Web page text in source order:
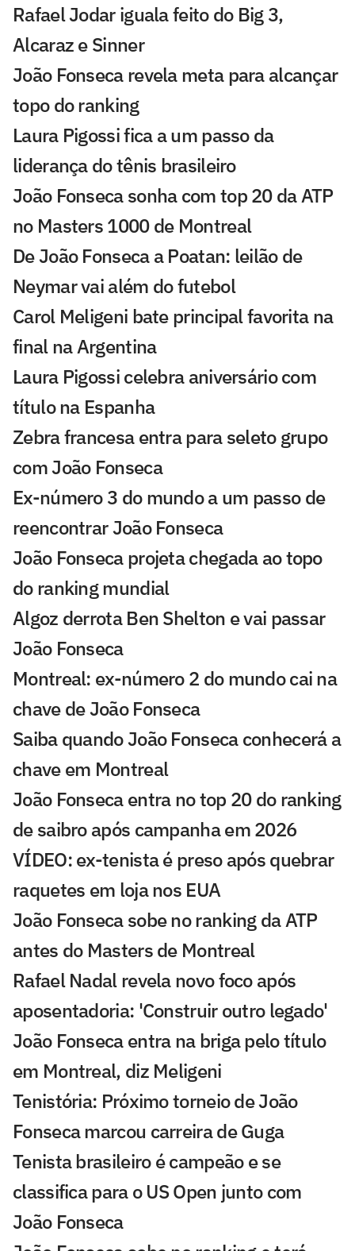
Rafael Jodar iguala feito do Big 3,
Alcaraz e Sinner
João Fonseca revela meta para alcançar
topo do ranking
Laura Pigossi fica a um passo da
liderança do tênis brasileiro
João Fonseca sonha com top 20 da ATP
no Masters 1000 de Montreal
De João Fonseca a Poatan: leilão de
Neymar vai além do futebol
Carol Meligeni bate principal favorita na
final na Argentina
Laura Pigossi celebra aniversário com
título na Espanha
Zebra francesa entra para seleto grupo
com João Fonseca
Ex-número 3 do mundo a um passo de
reencontrar João Fonseca
João Fonseca projeta chegada ao topo
do ranking mundial
Algoz derrota Ben Shelton e vai passar
João Fonseca
Montreal: ex-número 2 do mundo cai na
chave de João Fonseca
Saiba quando João Fonseca conhecerá a
chave em Montreal
João Fonseca entra no top 20 do ranking
de saibro após campanha em 2026
VÍDEO: ex-tenista é preso após quebrar
raquetes em loja nos EUA
João Fonseca sobe no ranking da ATP
antes do Masters de Montreal
Rafael Nadal revela novo foco após
aposentadoria: 'Construir outro legado'
João Fonseca entra na briga pelo título
em Montreal, diz Meligeni
Tenistória: Próximo torneio de João
Fonseca marcou carreira de Guga
Tenista brasileiro é campeão e se
classifica para o US Open junto com
João Fonseca